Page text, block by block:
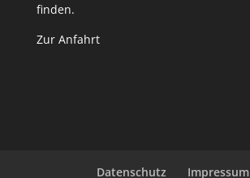
finden.
Zur Anfahrt
Datenschutz Impressum